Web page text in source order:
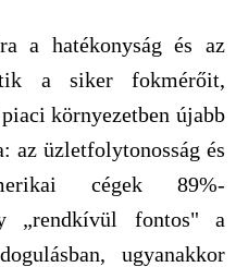
a hatékonyság és az
a siker fokmérőit,
környezetben újabb
az üzletfolytonosság és
cégek 89%-
„rendkívül fontos" a
ugyanakkor